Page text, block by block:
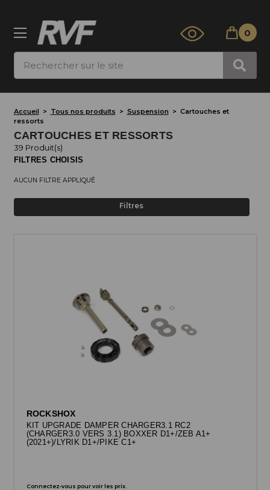
0
Accueil Tous nos produits Suspension
Cartouches et
ressorts
CARTOUCHES ET RESSORTS
39 Produit(s)
FILTRES CHOISIS
AUCUN FILTRE APPLIQUÉ
Filtres
ROCKSHOX
KIT UPGRADE DAMPER CHARGER3.1 RC2
(CHARGER3.0 VERS 3.1) BOXXER D1+/ZEB A1+
(2021+)/LYRIK D1+/PIKE C1+
Connectez-vous pour voir les prix.